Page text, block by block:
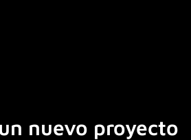
nuevo proyecto